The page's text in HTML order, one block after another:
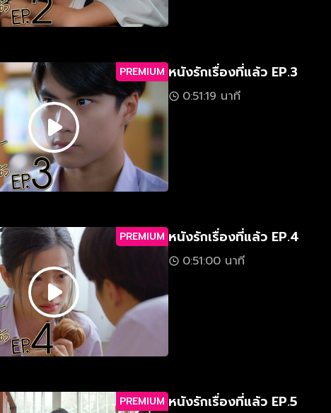
PREMIUM หนังรักเรื่องที่แล้ว EP.3
0:51:19 นาที
PREMIUM หนังรักเรื่องที่แล้ว EP.4
0:51:00 นาที
PREMIUM หนังรักเรื่องที่แล้ว EP.5